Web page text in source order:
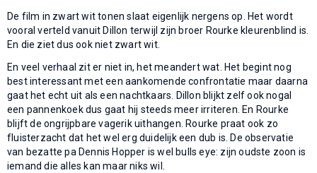
De film in zwart wit tonen slaat eigenlijk nergens op. Het wordt
vooral verteld vanuit Dillon terwijl zijn broer Rourke kleurenblind is.
En die ziet dus ook niet zwart wit.
En veel verhaal zit er niet in, het meandert wat. Het begint nog
best interessant met een aankomende confrontatie maar daarna
gaat het echt uit als een nachtkaars. Dillon blijkt zelf ook nogal
een pannenkoek dus gaat hij steeds meer irriteren. En Rourke
blijft de ongrijpbare vagerik uithangen. Rourke praat ook zo
fluisterzacht dat het wel erg duidelijk een dub is. De observatie
van bezatte pa Dennis Hopper is wel bulls eye: zijn oudste zoon is
iemand die alles kan maar niks wil.